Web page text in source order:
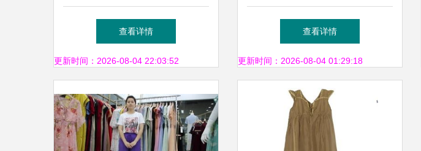
汇总、零售额、竞争格局及发
展趋势研判
查看详情
更新时间：2026-08-04 22:03:52
小艳 用贴心服务开创门店新
零售服装零售
查看详情
更新时间：2026-08-04 01:29:18